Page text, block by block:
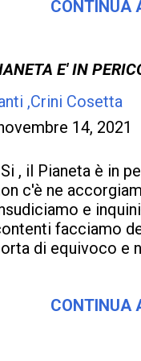
pericolo costante
così poco ancor
a quell' epoca
a se
averli
colleghi da odiarli
annientarli in
due personalità
più , sia
, sia per la
suscitano ancora
in passato gli dava
questi sono amici
CONTINUA
E' IN
,Crini Cosetta
14, 2021
Si , il Pianeta è in
c'è ne
e
facciamo
di equivoco e
privo di valore .
CONTINUA